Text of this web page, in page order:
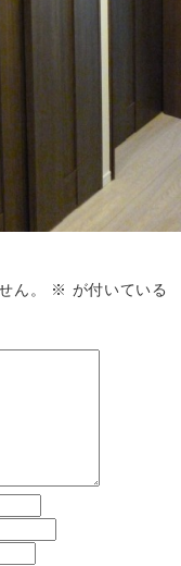
ん。
※ が付いている